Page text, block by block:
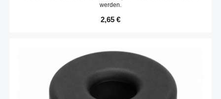
werden.
Regulärer Preis:
2,65 €